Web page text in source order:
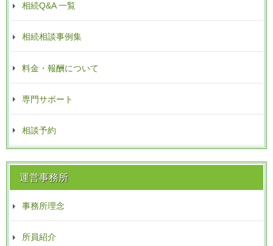
相続Q&A 一覧
相続相談事例集
料金・報酬について
専門サポート
相談予約
運営事務所
事務所理念
所員紹介